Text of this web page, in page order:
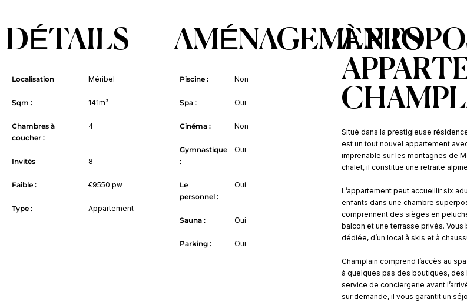
DÉTAILS
Localisation Méribel
Sqm : 141m²
Chambres à
coucher :
4
Invités 8
Faible : €9550 pw
Type : Appartement
AMÉNAGEMENTS
Piscine : Non
Spa : Oui
Cinéma : Non
Gymnastique
:
Oui
Le
personnel :
Oui
Sauna : Oui
Parking : Oui
À
Situé dans la prestigieuse
est un tout nouvel appartement
imprenable sur les montagnes de
chalet, il constitue une retraite
L’appartement peut accueillir six
enfants dans une chambre
comprennent des sièges en
balcon et une terrasse privés.
dédiée, d’un local à skis et à
Champlain comprend l’accès au
à quelques pas des boutiques,
service de conciergerie avant
sur demande, il vous garantit un